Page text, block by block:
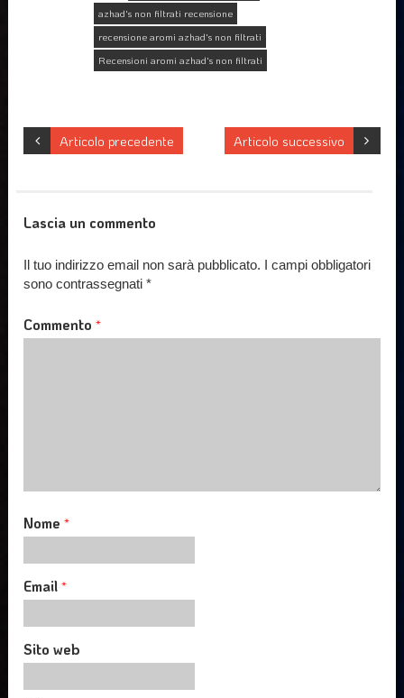
azhad's non filtrati recensione
recensione aromi azhad's non filtrati
Recensioni aromi azhad's non filtrati
Articolo successivo
Articolo precedente
Lascia un commento
Il tuo indirizzo email non sarà pubblicato. I campi obbligatori
sono contrassegnati*
Commento*
Nome*
Email*
Sito web